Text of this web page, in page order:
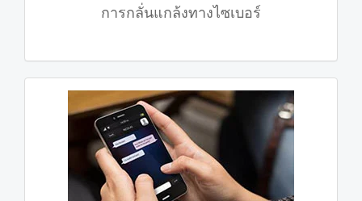
การกลั่นแกล้งทางไซเบอร์